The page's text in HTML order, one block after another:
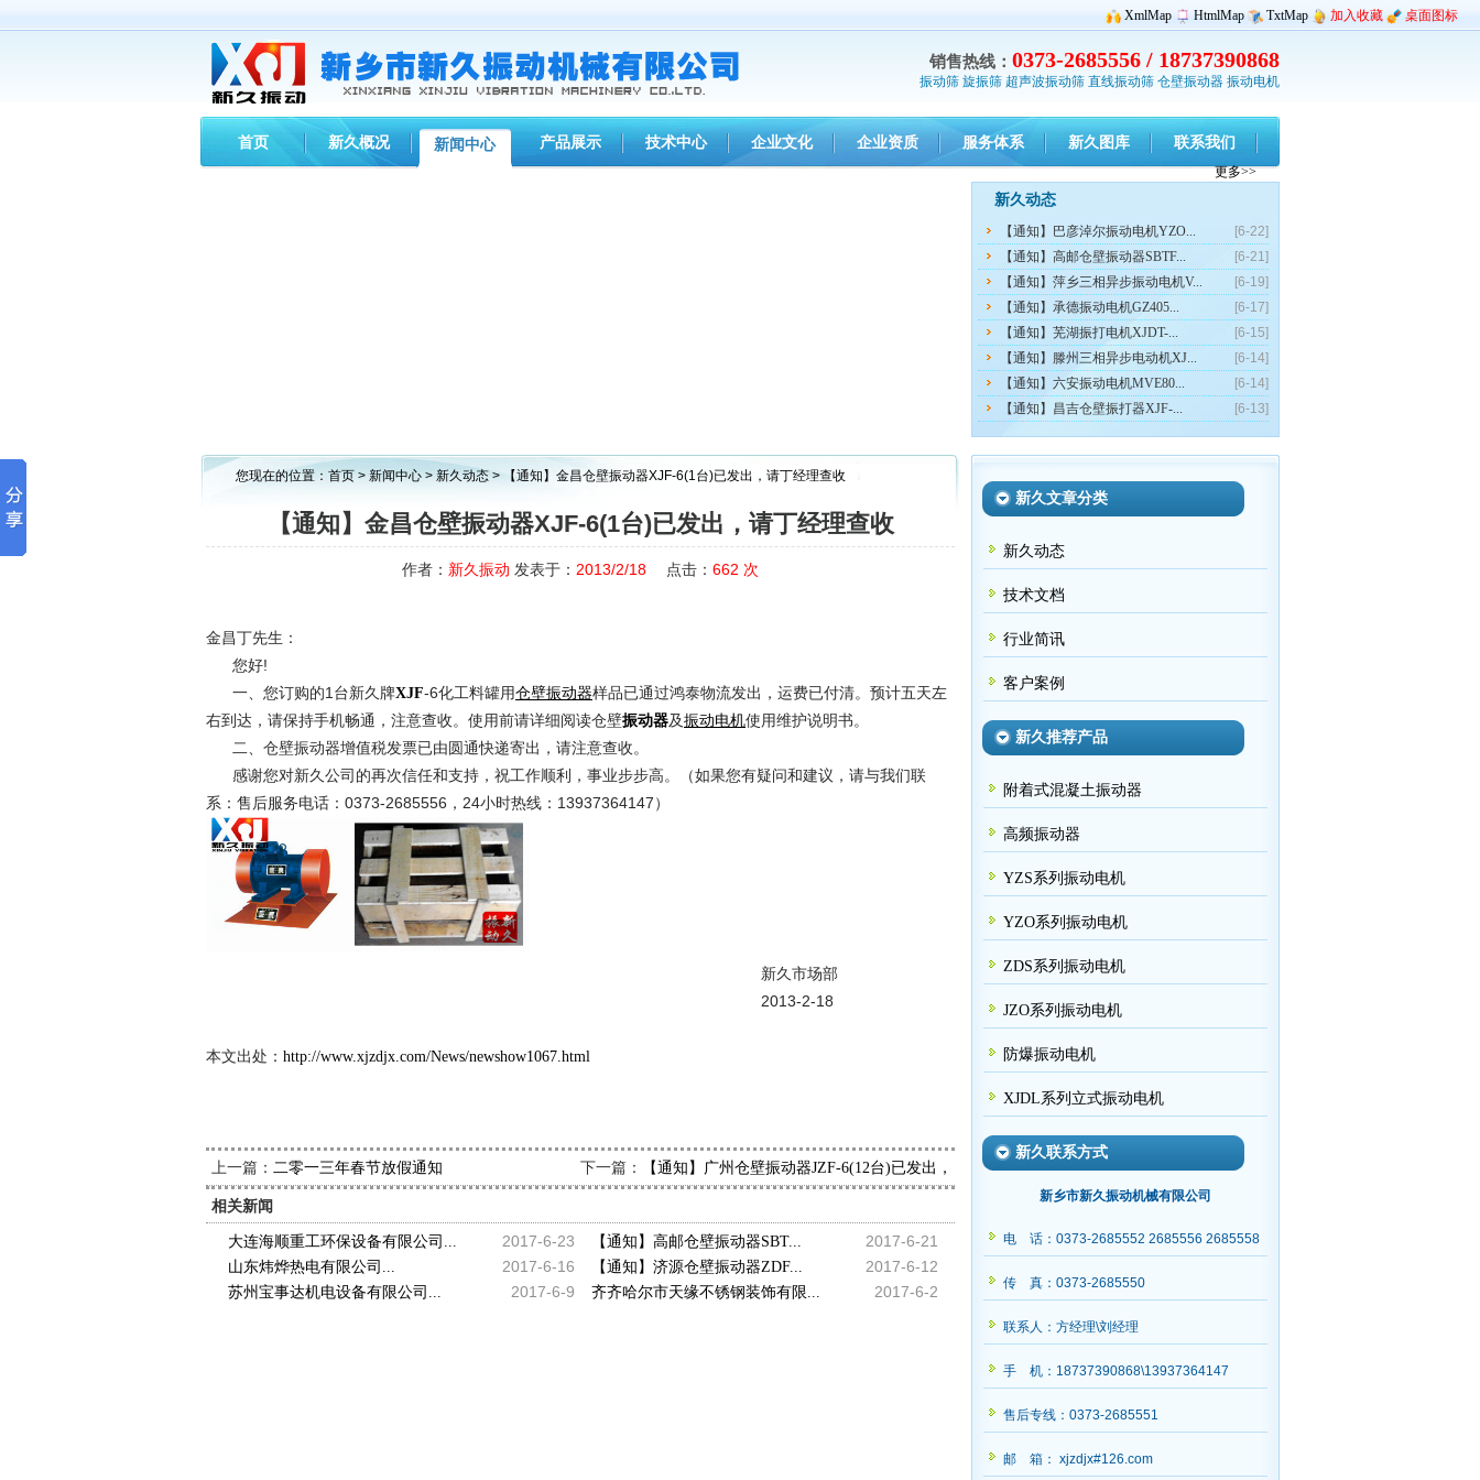
XmlMap HtmlMap TxtMap 加入收藏 桌面图标
销售热线： 0373-2685556 / 18737390868
振动筛 旋振筛 超声波振动筛 直线振动筛 仓壁振动器 振动电机
首页 新久概况 新闻中心 产品展示 技术中心 企业文化 企业资质 服务体系 新久图库 联系我们
新久动态
更多>>
[6-22]
【通知】巴彦淖尔振动电机YZO...
[6-21]
【通知】高邮仓壁振动器SBTF...
[6-19]
【通知】萍乡三相异步振动电机V...
[6-17]
【通知】承德振动电机GZ405...
[6-15]
【通知】芜湖振打电机XJDT-...
[6-14]
【通知】滕州三相异步电动机XJ...
[6-14]
【通知】六安振动电机MVE80...
[6-13]
【通知】昌吉仓壁振打器XJF-...
您现在的位置： 首页 > 新闻中心 > 新久动态 > 【通知】金昌仓壁振动器XJF-6(1台)已发出，请丁经理查收
【通知】金昌仓壁振动器XJF-6(1台)已发出，请丁经理查收
作者： 新久振动 发表于： 2013/2/18 点击： 662 次
金昌丁先生：
您好!
一、您订购的1台新久牌XJF-6化工料罐用仓壁振动器样品已通过鸿泰物流发出，运费已付清。预计五天左
右到达，请保持手机畅通，注意查收。使用前请详细阅读仓壁振动器及振动电机使用维护说明书。
二、仓壁振动器增值税发票已由圆通快递寄出，请注意查收。
感谢您对新久公司的再次信任和支持，祝工作顺利，事业步步高。（如果您有疑问和建议，请与我们联
系：售后服务电话：0373-2685556，24小时热线：13937364147）
新久市场部
2013-2-18
本文出处： http://www.xjzdjx.com/News/newshow1067.html
上一篇： 二零一三年春节放假通知 下一篇： 【通知】广州仓壁振动器JZF-6(12台)已发出，请苑经理查收
相关新闻
2017-6-23
大连海顺重工环保设备有限公司... 2017-6-21
【通知】高邮仓壁振动器SBT...
2017-6-16
山东炜烨热电有限公司... 2017-6-12
【通知】济源仓壁振动器ZDF...
2017-6-9
苏州宝事达机电设备有限公司... 2017-6-2
齐齐哈尔市天缘不锈钢装饰有限...
新久文章分类
新久动态
技术文档
行业简讯
客户案例
新久推荐产品
附着式混凝土振动器
高频振动器
YZS系列振动电机
YZO系列振动电机
ZDS系列振动电机
JZO系列振动电机
防爆振动电机
XJDL系列立式振动电机
新久联系方式
新乡市新久振动机械有限公司
电 话：0373-2685552 2685556 2685558
传 真：0373-2685550
联系人：方经理\刘经理
手 机：18737390868\13937364147
售后专线：0373-2685551
邮 箱： xjzdjx#126.com